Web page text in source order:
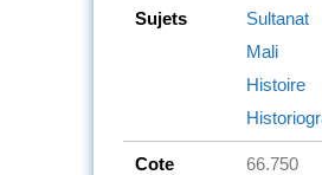
Sujets
Sultanat
Mali
Histoire
Cote 66.750